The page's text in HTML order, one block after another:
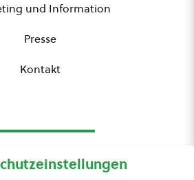
und Information
Presse
Kontakt